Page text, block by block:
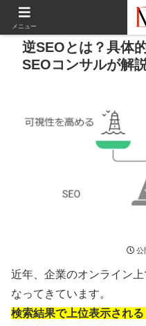
逆SEOとは？具体
SEOコンサルが解説
公
近年、企業のオンライン
なってきています。
検索結果で上位表示され
メニュー